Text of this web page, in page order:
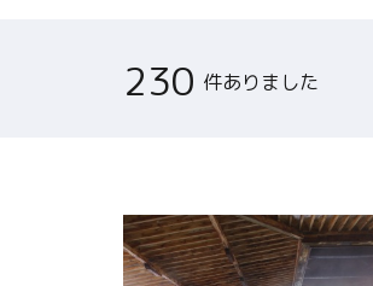
230 件ありました